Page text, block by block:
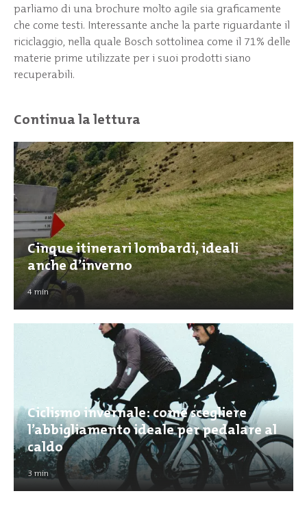
parliamo di una brochure molto agile sia graficamente
che come testi. Interessante anche la parte riguardante il
riciclaggio, nella quale Bosch sottolinea come il 71% delle
materie prime utilizzate per i suoi prodotti siano
recuperabili.
Continua la lettura
Cinque itinerari lombardi, ideali
anche d’inverno
4min
Ciclismo invernale: come scegliere
l’abbigliamento ideale per pedalare al
caldo
3 min